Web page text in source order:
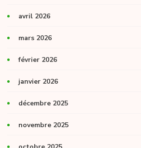
avril 2026
mars 2026
février 2026
janvier 2026
décembre 2025
novembre 2025